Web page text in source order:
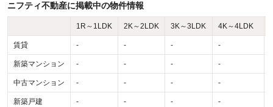
ニフティ不動産に掲載中の物件情報
1R～1LDK 2K～2LDK 3K～3LDK 4K～4LDK
賃貸 - - - -
新築マンション - - - -
中古マンション - - - -
新築戸建 - - - -